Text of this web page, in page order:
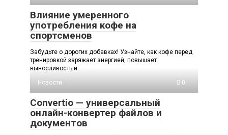
Влияние умеренного
употребления кофе на
спортсменов
Забудьте о дорогих добавках! Узнайте, как кофе перед
тренировкой заряжает энергией, повышает
выносливость и
Новости
0
Convertio — универсальный
онлайн-конвертер файлов и
документов